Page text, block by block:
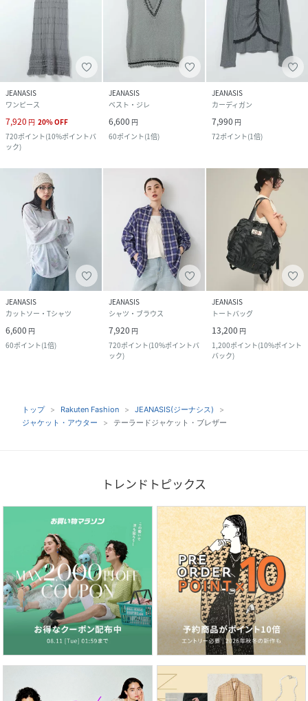
JEANASIS
ワンピース
7,920 円 20%OFF
720ポイント(10%ポイントバ
ック)
JEANASIS
ベスト・ジレ
6,600 円
60ポイント(1倍)
JEANASIS
カーディガン
7,990 円
72ポイント(1倍)
JEANASIS
カットソー・Tシャツ
6,600 円
60ポイント(1倍)
JEANASIS
シャツ・ブラウス
7,920 円
720ポイント(10%ポイントバ
ック)
JEANASIS
トートバッグ
13,200 円
1,200ポイント(10%ポイント
バック)
トップ Rakuten Fashion
JEANASIS(ジーナシス)
ジャケット・アウター
テーラードジャケット・ブレザー
トレンドトピックス